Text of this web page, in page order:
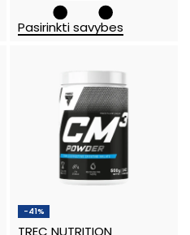
Pasirinkti savybes
-41%
TREC NUTRITION